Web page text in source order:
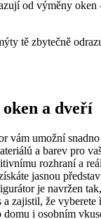
od výměny oken
tě zbytečně
a dveří
vám umožní
a barev pro
rozhraní a
jasnou
je navržen
zajistil, že vyberete
domu i osobním